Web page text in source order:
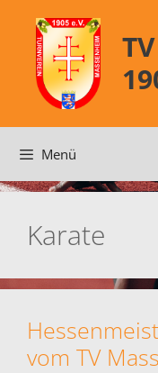
Inhalt
springen
Menü
Karate
vom TV